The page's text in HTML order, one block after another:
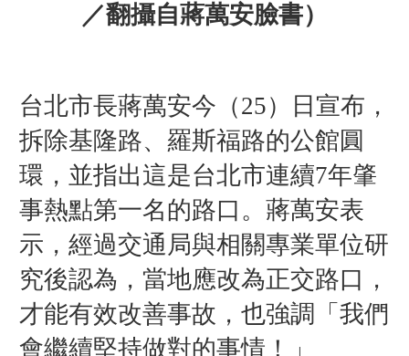
／翻攝自蔣萬安臉書）
台北市長蔣萬安今（25）日宣布，
拆除基隆路、羅斯福路的公館圓
環，並指出這是台北市連續7年肇
事熱點第一名的路口。蔣萬安表
示，經過交通局與相關專業單位研
究後認為，當地應改為正交路口，
才能有效改善事故，也強調「我們
會繼續堅持做對的事情！」